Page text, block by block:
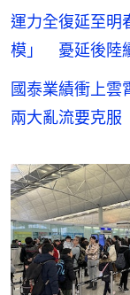
運力全復延至
模」 憂延後陸
國泰業績衝上
兩大亂流要克服